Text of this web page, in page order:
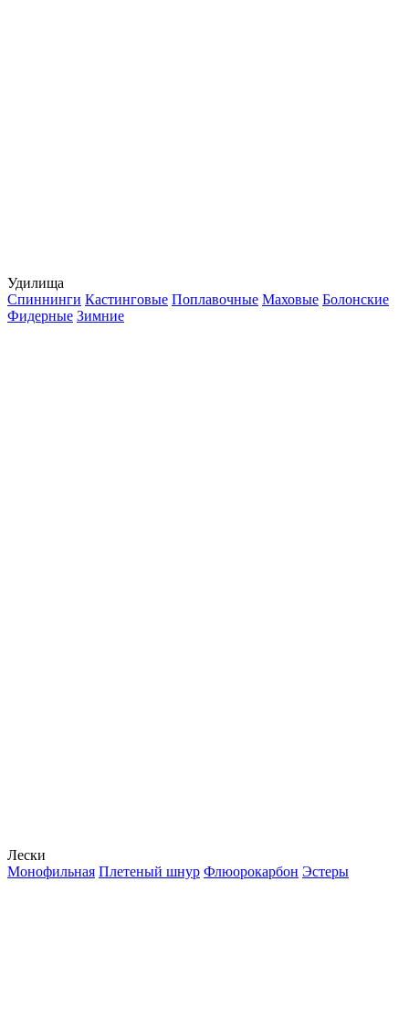
Удилища
Спиннинги Кастинговые Поплавочные Маховые Болонские
Фидерные Зимние
Лески
Монофильная Плетеный шнур Флюорокарбон Эстеры